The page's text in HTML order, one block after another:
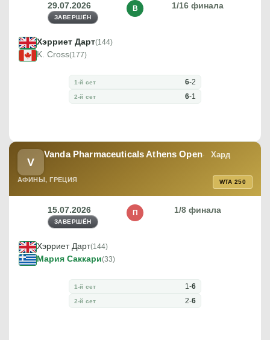
29.07.2026
ЗАВЕРШЁН
1/16 финала
В
Хэрриет Дарт(144)
K. Cross(177)
1-й сет 6-2
2-й сет 6-1
V
Vanda Pharmaceuticals Athens Open Хард
АФИНЫ, ГРЕЦИЯ WTA 250
15.07.2026
ЗАВЕРШЁН
1/8 финала
П
Хэрриет Дарт(144)
Мария Саккари(33)
1-й сет 1-6
2-й сет 2-6